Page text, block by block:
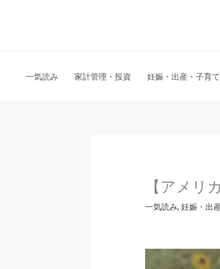
一気読み 家計管理・投資 妊娠・出産・子育て
【アメリ
一気読み,妊娠・出